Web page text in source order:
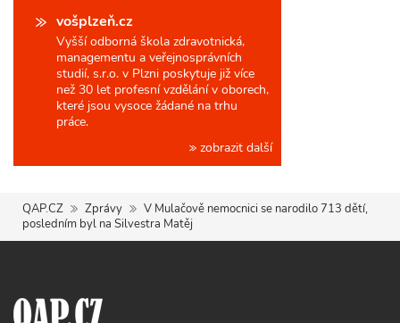
vošplzeň.cz
Vyšší odborná škola zdravotnická,
managementu a veřejnosprávních
studií, s.r.o. v Plzni poskytuje již více
než 30 let profesní vzdělání v oborech,
které jsou vysoce žádané na trhu
práce.
zobrazit další
QAP.CZ Zprávy
V Mulačově nemocnici se narodilo 713 dětí,
posledním byl na Silvestra Matěj